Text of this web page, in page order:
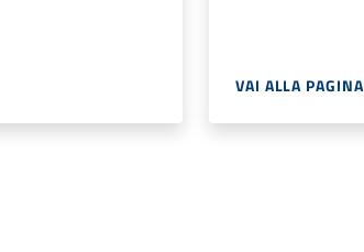
VAI ALLA PAGINA